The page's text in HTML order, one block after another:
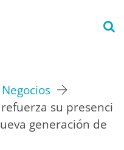
su presenci
generación de